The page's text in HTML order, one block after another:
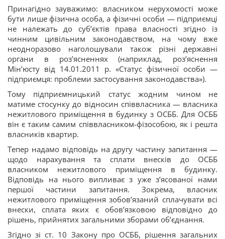
Принагідно зауважимо: власником нерухомості може
бути лише фізична особа, а фізичні особи — підприємці
не належать до суб’єктів права власності згідно із
чинним цивільним законодавством, на чому вже
неодноразово наголошували також різні державні
органи в роз’ясненнях (наприклад, роз’яснення
Мін’юсту від 14.01.2011 р. «Статус фізичної особи —
підприємця: проблеми застосування законодавства»).
Тому підприємницький статус жодним чином не
матиме стосунку до відносин співвласника — власника
нежитлового приміщення в будинку з ОСББ. Для ОСББ
він є таким самим співвласником-фізособою, як і решта
власників квартир.
Тепер надамо відповідь на другу частину запитання —
щодо нарахування та сплати внесків до ОСББ
власником нежитлового приміщення в будинку.
Відповідь на нього випливає з уже з’ясованої нами
першої частини запитання. Зокрема, власник
нежитлового приміщення зобов’язаний сплачувати всі
внески, сплата яких є обов’язковою відповідно до
рішень, прийнятих загальними зборами об’єднання.
Згідно зі ст. 10 Закону про ОСББ, рішення загальних